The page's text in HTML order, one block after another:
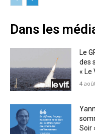
Dans les
Le
des
« Le
4
Soir